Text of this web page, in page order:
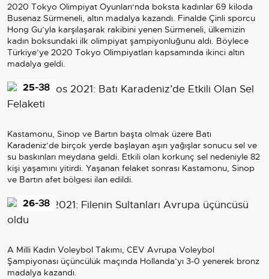
2020 Tokyo Olimpiyat Oyunları‘nda boksta kadınlar 69 kiloda
Busenaz Sürmeneli, altın madalya kazandı. Finalde Çinli sporcu
Hong Gu’yla karşılaşarak rakibini yenen Sürmeneli, ülkemizin
kadın boksundaki ilk olimpiyat şampiyonluğunu aldı. Böylece
Türkiye’ye 2020 Tokyo Olimpiyatları kapsamında ikinci altın
madalya geldi.
Kastamonu, Sinop ve Bartın başta olmak üzere Batı
Karadeniz’de birçok yerde başlayan aşırı yağışlar sonucu sel ve
su baskınları meydana geldi. Etkili olan korkunç sel nedeniyle 82
kişi yaşamını yitirdi. Yaşanan felaket sonrası Kastamonu, Sinop
ve Bartın afet bölgesi ilan edildi.
25-38
A Milli Kadın Voleybol Takımı, CEV Avrupa Voleybol
Şampiyonası üçüncülük maçında Hollanda’yı 3-0 yenerek bronz
madalya kazandı.
26-38